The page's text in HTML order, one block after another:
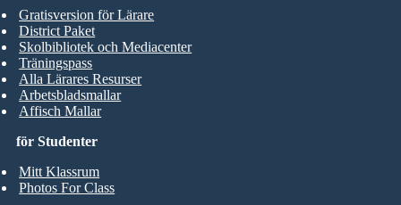
för Studenter
Mitt Klassrum
Photos For Class
Gratisversion för Lärare
District Paket
Skolbibliotek och Mediacenter
Träningspass
Alla Lärares Resurser
Arbetsbladsmallar
Affisch Mallar